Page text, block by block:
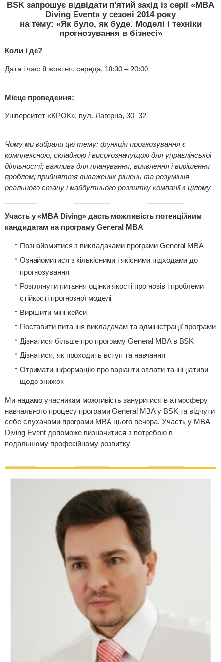
BSK запрошує відвідати п'ятий захід із серії «MBA
Diving Event» у сезоні 2014 року
на тему: «Як було, як буде. Моделі і техніки
прогнозування в бізнесі»
Коли і де?
Дата і час: 8 жовтня, середа, 18:30 – 20:00
Місце проведення:
Університет «КРОК», вул. Лагерна, 30–32
Чому ми вибрали цю тему: функція прогнозування є
комплексною, складною і високозначущою для управлінської
діяльності; важлива для планування, виявлення і вирішення
проблем; прийняття виважених рішень та розуміння
реального стану і майбутнього розвитку компанії в цілому
Участь у «MBA Diving» дасть можливість потенційним
кандидатам на програму General MBA
Познайомитися з викладачами програми General MBA
Ознайомитися з кількісними і якісними підходами до
прогнозування
Розглянути питання оцінки якості прогнозів і проблеми
стійкості прогнозної моделі
Вирішити міні-кейси
Поставити питання викладачам та адміністрації програми
Дізнатися більше про програму General MBA в BSK
Дізнатися, як проходить вступ та навчання
Отримати інформацію про варіанти оплати та ініціативи
щодо знижок
Ми надамо учасникам можливість зануритися в атмосферу
навчального процесу програми General MBA у BSK та відчути
себе слухачами програми МВА цього вечора. Участь у МВА
Diving Event допоможе визначитися з потребою в
подальшому професійному розвитку